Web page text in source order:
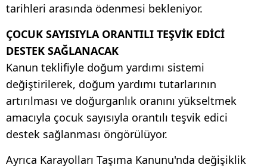
tarihleri arasında ödenmesi bekleniyor.
ÇOCUK SAYISIYLA ORANTILI TEŞVİK EDİCİ
DESTEK SAĞLANACAK
Kanun teklifiyle doğum yardımı sistemi
değiştirilerek, doğum yardımı tutarlarının
artırılması ve doğurganlık oranını yükseltmek
amacıyla çocuk sayısıyla orantılı teşvik edici
destek sağlanması öngörülüyor.
Ayrıca Karayolları Taşıma Kanunu'nda değişiklik